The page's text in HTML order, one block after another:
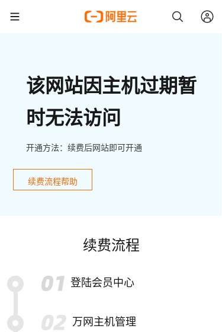
该网站因主机过期暂
时无法访问
开通方法：续费后网站即可开通
续费流程帮助
续费流程
登陆会员中心
万网主机管理